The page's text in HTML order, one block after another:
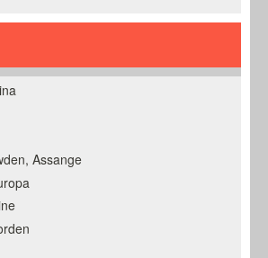
Assange